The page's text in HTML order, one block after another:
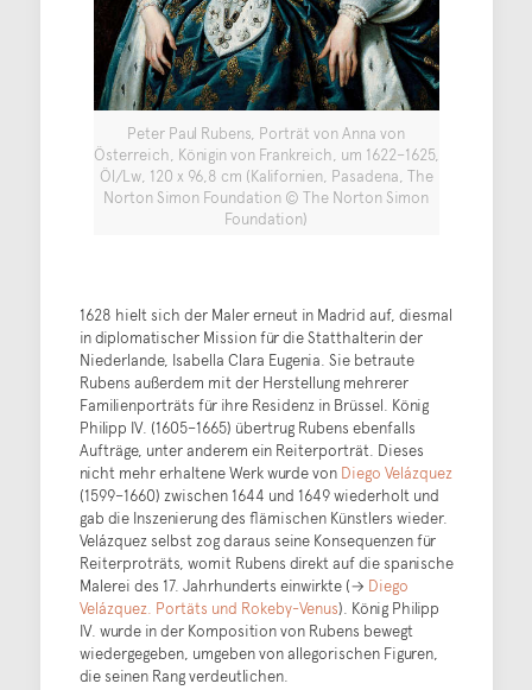
Peter Paul Rubens, Porträt von Anna von
Österreich, Königin von Frankreich, um 1622–1625,
Öl/Lw, 120 x 96,8 cm (Kalifornien, Pasadena, The
Norton Simon Foundation © The Norton Simon
Foundation)
1628 hielt sich der Maler erneut in Madrid auf, diesmal
in diplomatischer Mission für die Statthalterin der
Niederlande, Isabella Clara Eugenia. Sie betraute
Rubens außerdem mit der Herstellung mehrerer
Familienporträts für ihre Residenz in Brüssel. König
Philipp IV. (1605–1665) übertrug Rubens ebenfalls
Aufträge, unter anderem ein Reiterporträt. Dieses
nicht mehr erhaltene Werk wurde von Diego Velázquez
(1599–1660) zwischen 1644 und 1649 wiederholt und
gab die Inszenierung des flämischen Künstlers wieder.
Velázquez selbst zog daraus seine Konsequenzen für
Reiterproträts, womit Rubens direkt auf die spanische
Malerei des 17. Jahrhunderts einwirkte (→ Diego
Velázquez. Portäts und Rokeby-Venus). König Philipp
IV. wurde in der Komposition von Rubens bewegt
wiedergegeben, umgeben von allegorischen Figuren,
die seinen Rang verdeutlichen.